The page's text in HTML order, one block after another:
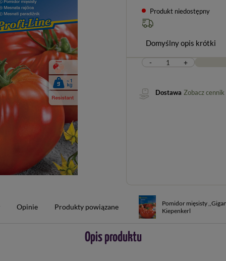
Produkt niedostępny
Domyślny opis krótki
- +
Dostawa Zobacz cennik
Opinie Produkty powiązane
Pomidor mięsisty
Kiepenkerl
Opis produktu